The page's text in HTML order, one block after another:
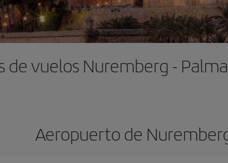
de vuelos Nuremberg -
Aeropuerto de